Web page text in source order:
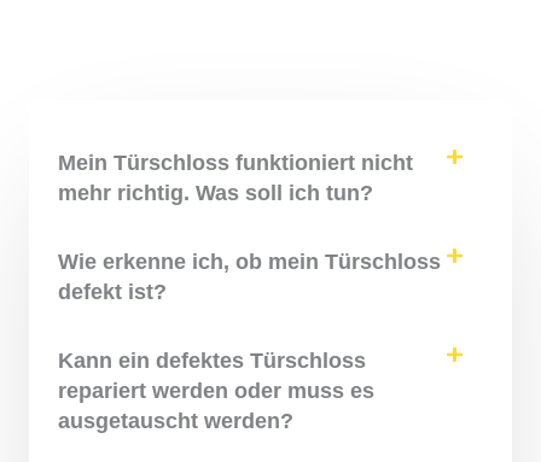
Mein Türschloss funktioniert nicht
mehr richtig. Was soll ich tun?
Wie erkenne ich, ob mein Türschloss
defekt ist?
Kann ein defektes Türschloss
repariert werden oder muss es
ausgetauscht werden?